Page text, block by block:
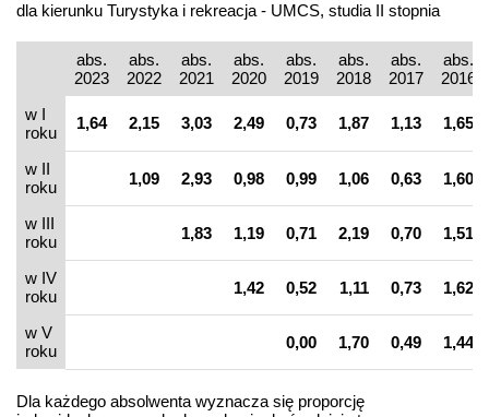
dla kierunku Turystyka i rekreacja - UMCS, studia II stopnia
abs.
2023
abs.
2022
abs.
2021
abs.
2020
abs.
2019
abs.
2018
abs.
2017
abs.
2016
w I
roku
1,64 2,15 3,03 2,49 0,73 1,87 1,13 1,65
w II
roku
1,09 2,93 0,98 0,99 1,06 0,63 1,60
w III
roku
1,83 1,19 0,71 2,19 0,70 1,51
w IV
roku
1,42 0,52 1,11 0,73 1,62
w V
roku
0,00 1,70 0,49 1,44
Dla każdego absolwenta wyznacza się proporcję